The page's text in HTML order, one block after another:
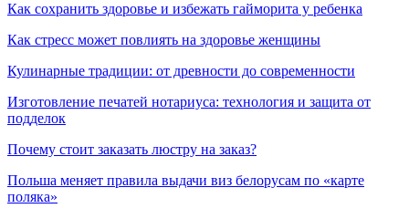
Как сохранить здоровье и избежать гайморита у ребенка
Как стресс может повлиять на здоровье женщины
Кулинарные традиции: от древности до современности
Изготовление печатей нотариуса: технология и защита от
подделок
Почему стоит заказать люстру на заказ?
Польша меняет правила выдачи виз белорусам по «карте
поляка»